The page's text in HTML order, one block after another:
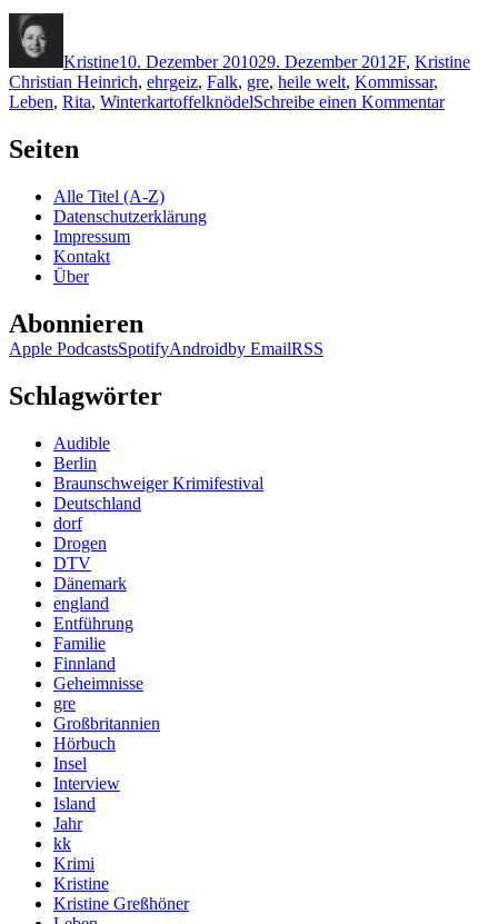
Kristine10. Dezember 201029. Dezember 2012F, Kristine
Christian Heinrich, ehrgeiz, Falk, gre, heile welt, Kommissar,
Leben, Rita, WinterkartoffelknödelSchreibe einen Kommentarzu
Seiten
Alle Titel (A-Z)
Datenschutzerklärung
Impressum
Kontakt
Über
Abonnieren
Apple PodcastsSpotifyAndroidby EmailRSS
Schlagwörter
Audible
Berlin
Braunschweiger Krimifestival
Deutschland
dorf
Drogen
DTV
Dänemark
england
Entführung
Familie
Finnland
Geheimnisse
gre
Großbritannien
Hörbuch
Insel
Interview
Island
Jahr
kk
Krimi
Kristine
Kristine Greßhöner